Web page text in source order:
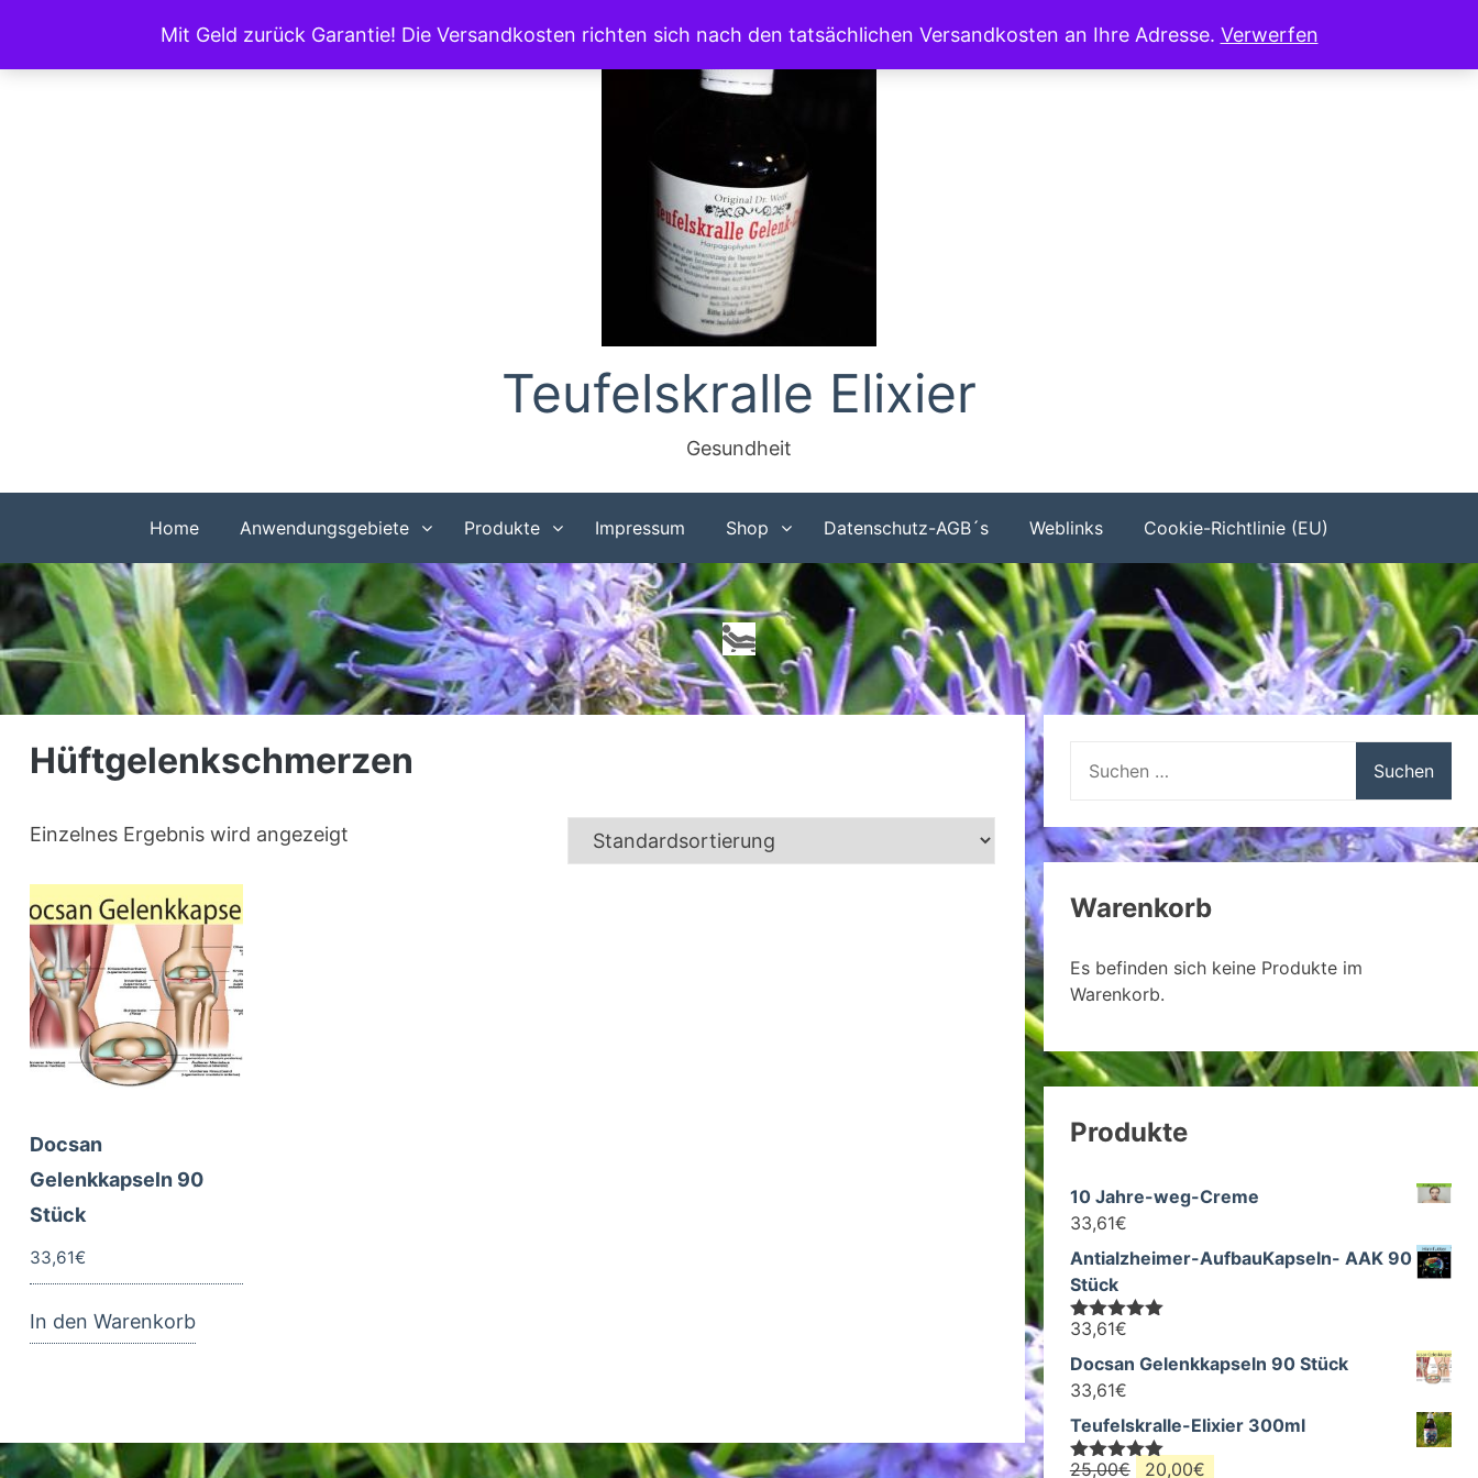
springen
Teufelskralle Elixier
Gesundheit
Home Anwendungsgebiete Produkte Impressum Shop Datenschutz-AGB´s Weblinks Cookie-Richtlinie (EU)
Hüftgelenkschmerzen
Einzelnes Ergebnis wird angezeigt
Docsan
Gelenkkapseln 90
Stück
33,61€
In den Warenkorb
nach:
Warenkorb
Es befinden sich keine Produkte im
Warenkorb.
Produkte
10 Jahre-weg-Creme
33,61€
Antialzheimer-AufbauKapseln- AAK 90
Stück
Bewertet mit
33,61€
Docsan Gelenkkapseln 90 Stück
33,61€
Teufelskralle-Elixier 300ml
Bewertet mit
25,00€ Ursprünglicher
20,00€
Mit Geld zurück Garantie! Die Versandkosten richten sich nach den tatsächlichen Versandkosten an Ihre Adresse. Verwerfen